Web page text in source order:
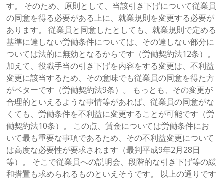
す。 そのため、原則として、当該引き下げについて従業員
の同意を得る必要がある上に、就業規則を変更する必要が
あります。 従業員と同意したとしても、就業規則で定める
基準に達しない労働条件については、その達しない部分に
ついては法的に無効となるからです（労働契約法12条）。
加えて、役職手当の引き下げを内容をする変更は、不利益
変更に該当するため、その意味でも従業員の同意を得た方
がベターです（労働契約法9条）。 もっとも、その変更が
合理的といえるような事情等があれば、従業員の同意がな
くても、労働条件を不利益に変更することが可能です（労
働契約法10条）。 この点、賃金については労働条件にお
いて最も重要な事項であるため、その不利益変更について
は高度な必要性が要求されます（最判平成9年2月28日
等）。 そこで従業員への説明会、段階的な引き下げ等の緩
和措置も求められるものといえそうです。 以上の通りです